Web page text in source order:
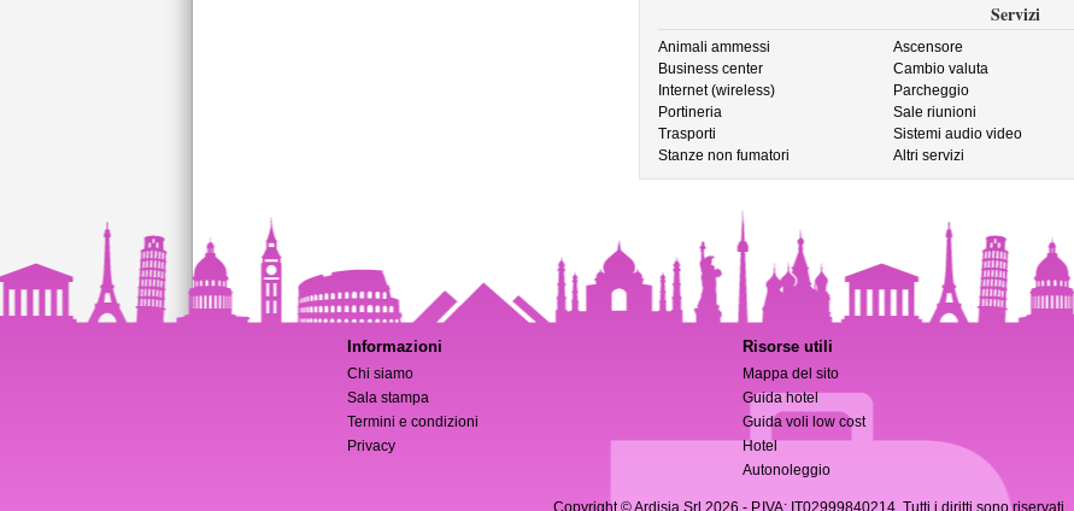
Servizi
Animali ammessi Ascensore
Business center
Cambio valuta
Internet (wireless)
Parcheggio
Portineria
Sale riunioni
Trasporti
Sistemi audio video
Stanze non fumatori
Altri servizi
Informazioni
Chi siamo
Sala stampa
Termini e condizioni
Privacy
Risorse utili
Mappa del sito
Guida hotel
Guida voli low cost
Hotel
Autonoleggio
Copyright © Ardisia Srl 2026 - P.IVA: IT02999840214. Tutti i diritti sono riservati.